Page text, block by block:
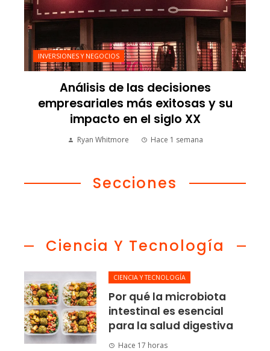
INVERSIONES Y NEGOCIOS
Análisis de las decisiones
empresariales más exitosas y su
impacto en el siglo XX
Ryan Whitmore Hace 1 semana
Secciones
Ciencia Y Tecnología
CIENCIA Y TECNOLOGÍA
Por qué la microbiota
intestinal es esencial
para la salud digestiva
Hace 17 horas